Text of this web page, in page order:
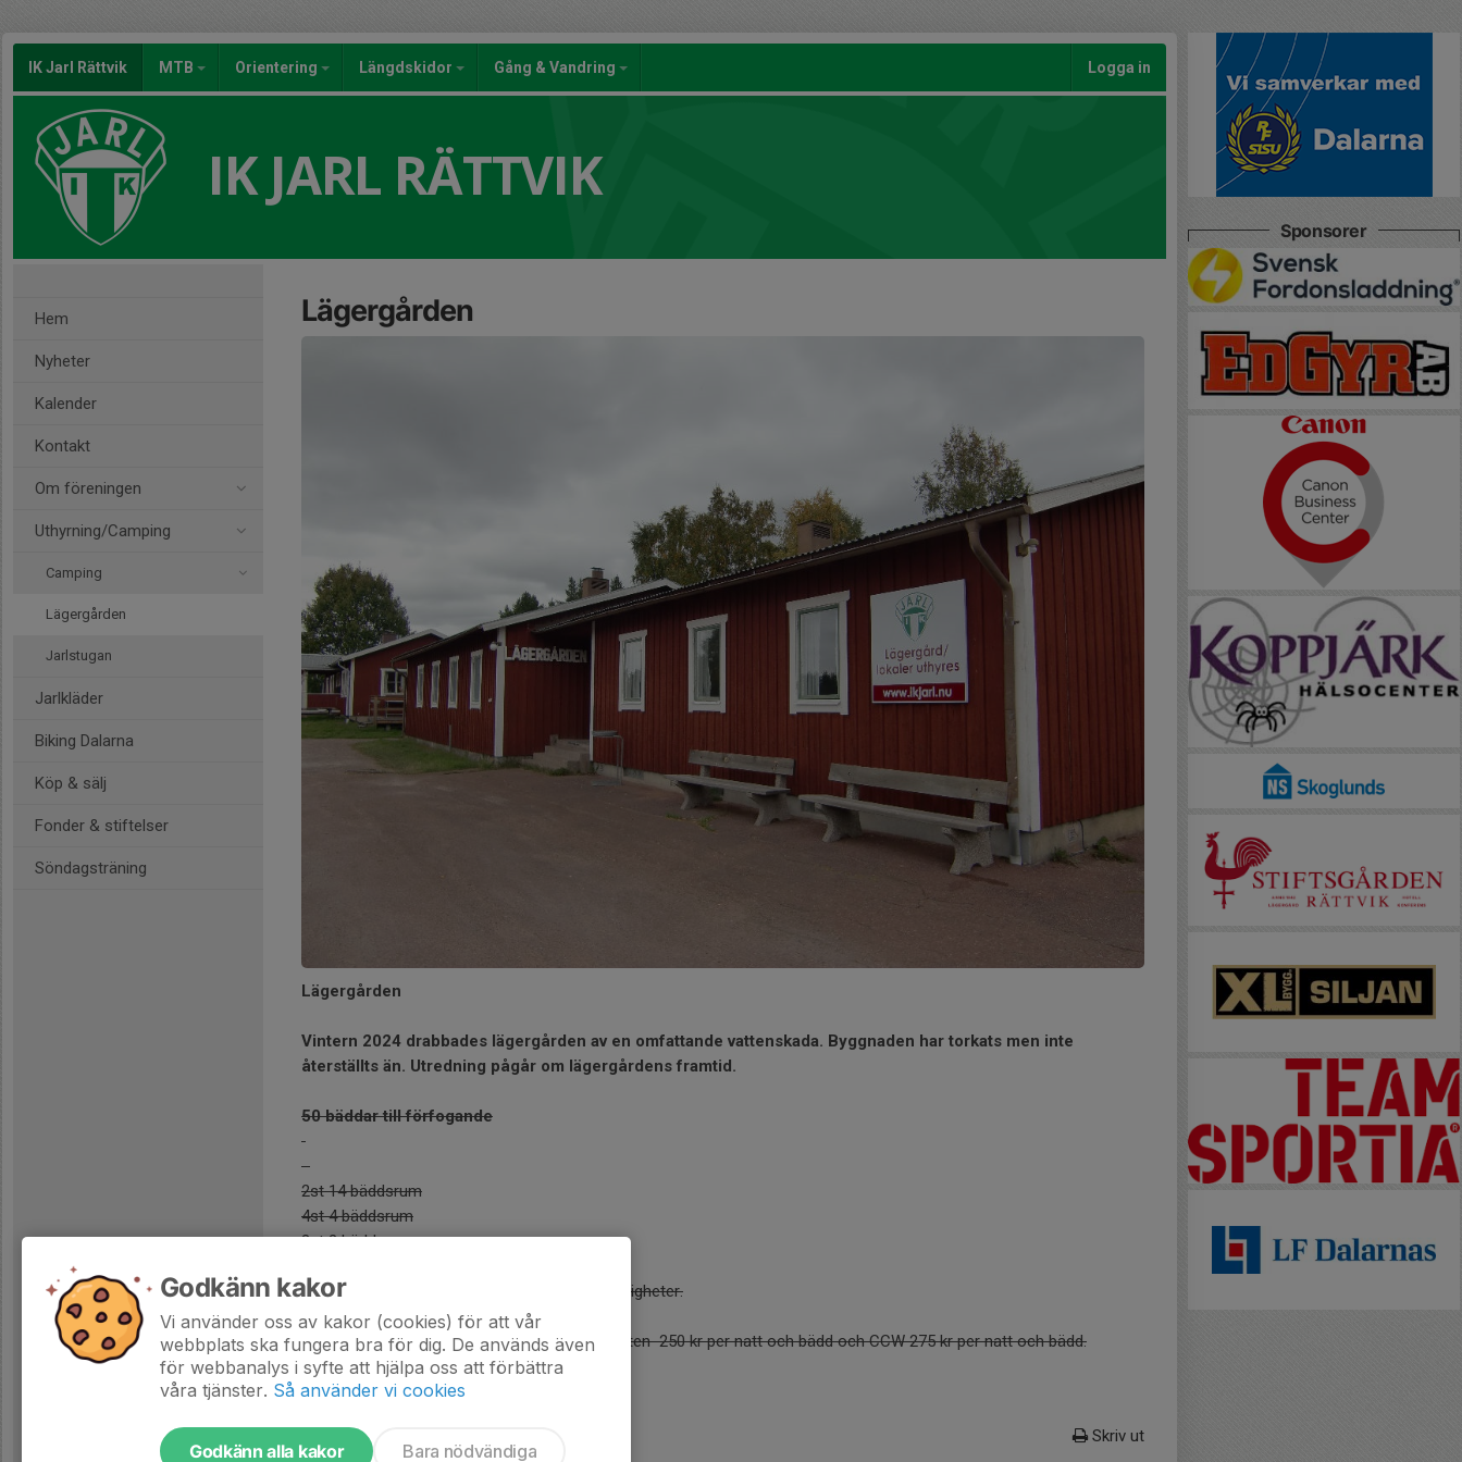
IK Jarl Rättvik MTB Orientering Längdskidor Gång & Vandring Logga in
IK JARL RÄTTVIK
Hem
Nyheter
Kalender
Kontakt
Om föreningen
Uthyrning/Camping
Camping
Lägergården
Jarlstugan
Jarlkläder
Biking Dalarna
Köp & sälj
Fonder & stiftelser
Söndagsträning
Lägergården
Lägergården
Vintern 2024 drabbades lägergården av en omfattande vattenskada. Byggnaden har torkats men inte
återställts än. Utredning pågår om lägergårdens framtid.
50 bäddar till förfogande
2st 14 bäddsrum
4st 4 bäddsrum
3st 2 bäddsrum
WC/Dusch, Pentry och Torkrum med tvättmöjligheter.
200 kr per natt och bädd. Under Mörksuggejakten 250 kr per natt och bädd och CCW 275 kr per natt och bädd.
Skriv ut
Sponsorer
Godkänn kakor
Vi använder oss av kakor (cookies) för att vår
webbplats ska fungera bra för dig. De används även
för webbanalys i syfte att hjälpa oss att förbättra
våra tjänster. Så använder vi cookies
Godkänn alla kakor Bara nödvändiga